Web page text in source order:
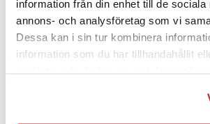
information från din enhet till de sociala
annons- och analysföretag som vi
Dessa kan i sin tur kombinera
information som du har tillhandahållit
Jag står med punktering på en
Deje och Olsäter – hittar ni dit
adress?
till oss, och med hjälp av din beskrivning
mindre skogsvägar där det inte finns tydliga